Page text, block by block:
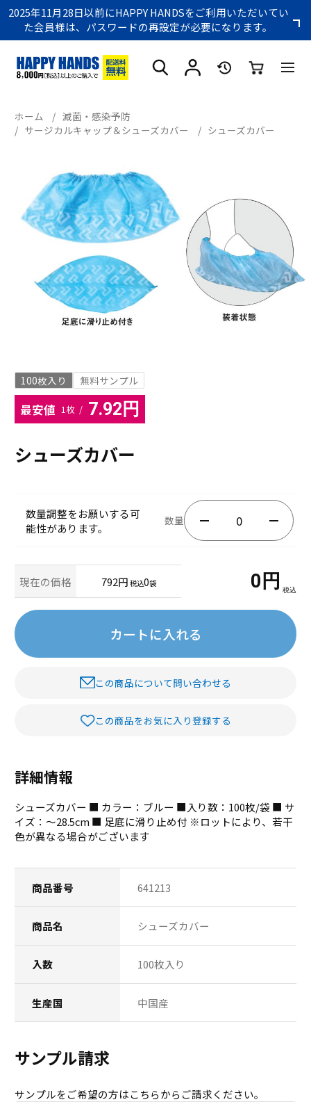
2025年11月28日以前にHAPPY HANDSをご利用いただいてい
た会員様は、パスワードの再設定が必要になります。
ホーム / 滅菌・感染予防
/ サージカルキャップ＆シューズカバー / シューズカバー
100枚入り 無料サンプル
最安値 1枚 / 7.92円
シューズカバー
数量調整をお願いする可
能性があります。
数量
現在の価格 792円 税込0袋 0 円 税込
カートに入れる
この商品について問い合わせる
この商品をお気に入り登録する
詳細情報
シューズカバー ■ カラー：ブルー ■入り数：100枚/袋 ■ サ
イズ：～28.5cm ■ 足底に滑り止め付 ※ロットにより、若干
色が異なる場合がございます
商品番号 641213
商品名 シューズカバー
入数 100枚入り
生産国 中国産
サンプル請求
サンプルをご希望の方はこちらからご請求ください。